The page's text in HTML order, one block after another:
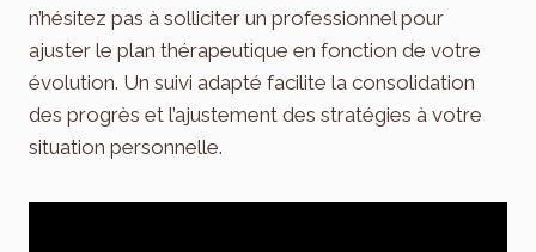
n’hésitez pas à solliciter un professionnel pour
ajuster le plan thérapeutique en fonction de votre
évolution. Un suivi adapté facilite la consolidation
des progrès et l’ajustement des stratégies à votre
situation personnelle.